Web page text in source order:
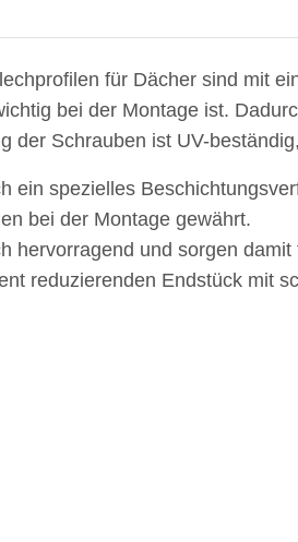
für Dächer sind mit
bei der Montage ist.
der Schrauben ist UV-
ein spezielles
bei der Montage gewährt.
hervorragend und sorgen
reduzierenden Endstück mit